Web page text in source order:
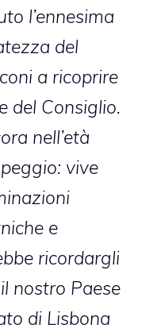
l’ennesima
del
a ricoprire
del Consiglio.
nell’età
vive
e
ricordargli
nostro Paese
di Lisbona